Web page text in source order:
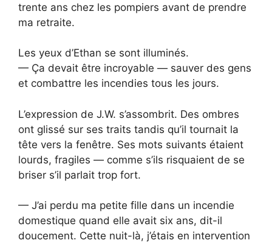
trente ans chez les pompiers avant de prendre
ma retraite.
Les yeux d’Ethan se sont illuminés.
— Ça devait être incroyable — sauver des gens
et combattre les incendies tous les jours.
L’expression de J.W. s’assombrit. Des ombres
ont glissé sur ses traits tandis qu’il tournait la
tête vers la fenêtre. Ses mots suivants étaient
lourds, fragiles — comme s’ils risquaient de se
briser s’il parlait trop fort.
— J’ai perdu ma petite fille dans un incendie
domestique quand elle avait six ans, dit-il
doucement. Cette nuit-là, j’étais en intervention